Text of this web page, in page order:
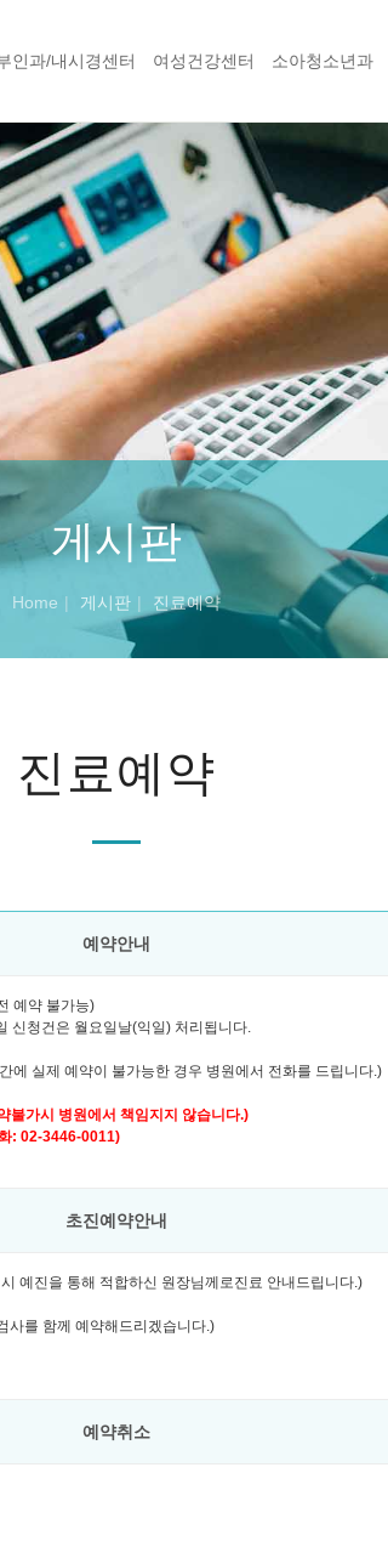
인과/내시경센터 여성건강센터 소아청소년과
게시판
Home 게시판 진료예약
진료예약
예약안내
예약 불가능)
신청건은 월요일날(익일) 처리됩니다.
에 실제 예약이 불가능한 경우 병원에서 전화를 드립니다.)
불가시 병원에서 책임지지 않습니다.)
: 02-3446-0011)
초진예약안내
예진을 통해 적합하신 원장님께로진료 안내드립니다.)
사를 함께 예약해드리겠습니다.)
예약취소